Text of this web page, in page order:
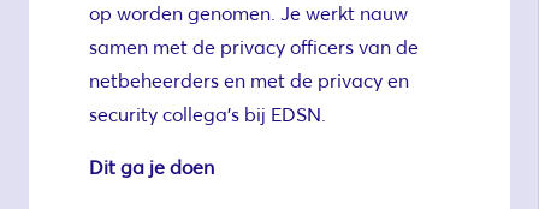
op worden genomen. Je werkt nauw
samen met de privacy officers van de
netbeheerders en met de privacy en
security collega’s bij EDSN.
Dit ga je doen